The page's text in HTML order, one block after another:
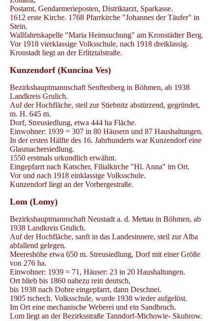
Postamt, Gendarmerieposten, Distriktarzt, Sparkasse.
1612 erste Kirche. 1768 Pfarrkirche "Johannes der Täufer" in
Stein.
Wallfahrtskapelle "Maria Heimsuchung" am Kronstädter Berg.
Vor 1918 vierklassige Volksschule, nach 1918 dreiklassig.
Kronstadt liegt an der Erlitztalstraße.
Kunzendorf (Kuncina Ves)
Bezirkshauptmannschaft Senftenberg in Böhmen, ab 1938
Landkreis Grulich.
Auf der Hochfläche, steil zur Stiebnitz abstürzend, gegründet,
m. H. 645 m.
Dorf, Streusiedlung, etwa 444 ha Fläche.
Einwohner: 1939 = 307 in 80 Häusern und 87 Haushaltungen.
In der ersten Hälfte des 16. Jahrhunderts war Kunzendorf eine
Glasmachersiedlung.
1550 erstmals urkundlich erwähnt.
Eingepfarrt nach Katscher, Filialkirche "Hl. Anna" im Ort.
Vor und nach 1918 einklassige Volksschule.
Kunzendorf liegt an der Vorbergestraße.
Lom (Lomy)
Bezirkshauptmannschaft Neustadt a. d. Mettau in Böhmen, ab
1938 Landkreis Grulich.
Auf der Hochfläche, sanft in das Landesinnere, steil zur Alba
abfallend gelegen.
Meereshöhe etwa 650 m. Streusiedlung, Dorf mit einer Größe
von 276 ha.
Einwohner: 1939 = 71, Häuser: 23 in 20 Haushaltungen.
Ort blieb bis 1860 nahezu rein deutsch,
bis 1938 nach Dobre eingepfarrt, dann Deschnei.
1905 tschech. Volksschule, wurde 1938 wieder aufgelöst.
Im Ort eine mechanische Weberei und ein Sandbruch.
Lom liegt an der Bezirksstraße Tanndorf-Michowie- Skuhrow.